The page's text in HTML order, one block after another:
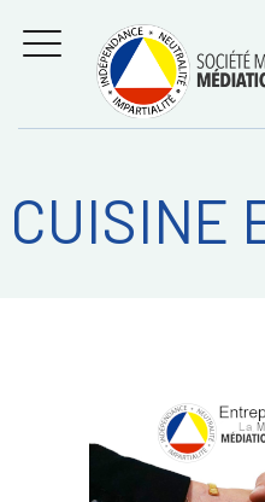
Régler les litiges
entre
consommateurs
professionnels
la médiation de la
consommation
MENU
Recherche
CUISINE